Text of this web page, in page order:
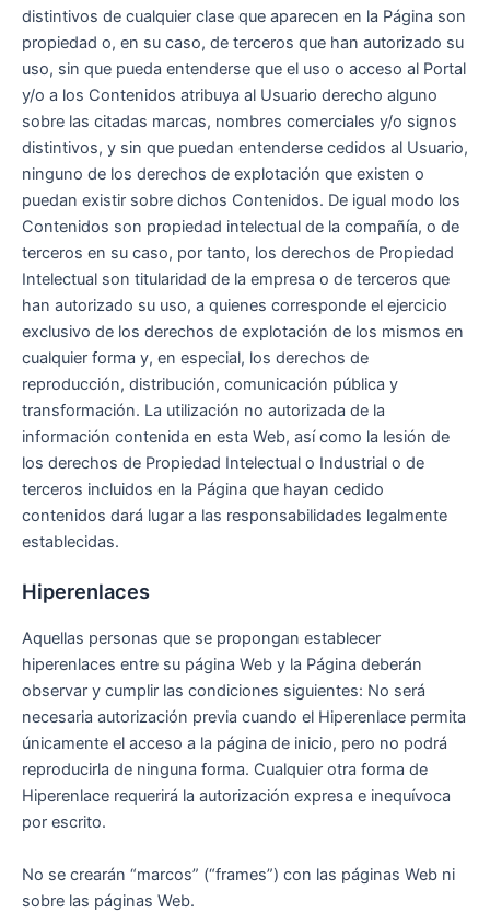
distintivos de cualquier clase que aparecen en la Página son
propiedad o, en su caso, de terceros que han autorizado su
uso, sin que pueda entenderse que el uso o acceso al Portal
y/o a los Contenidos atribuya al Usuario derecho alguno
sobre las citadas marcas, nombres comerciales y/o signos
distintivos, y sin que puedan entenderse cedidos al Usuario,
ninguno de los derechos de explotación que existen o
puedan existir sobre dichos Contenidos. De igual modo los
Contenidos son propiedad intelectual de la compañía, o de
terceros en su caso, por tanto, los derechos de Propiedad
Intelectual son titularidad de la empresa o de terceros que
han autorizado su uso, a quienes corresponde el ejercicio
exclusivo de los derechos de explotación de los mismos en
cualquier forma y, en especial, los derechos de
reproducción, distribución, comunicación pública y
transformación. La utilización no autorizada de la
información contenida en esta Web, así como la lesión de
los derechos de Propiedad Intelectual o Industrial o de
terceros incluidos en la Página que hayan cedido
contenidos dará lugar a las responsabilidades legalmente
establecidas.
Hiperenlaces
Aquellas personas que se propongan establecer
hiperenlaces entre su página Web y la Página deberán
observar y cumplir las condiciones siguientes: No será
necesaria autorización previa cuando el Hiperenlace permita
únicamente el acceso a la página de inicio, pero no podrá
reproducirla de ninguna forma. Cualquier otra forma de
Hiperenlace requerirá la autorización expresa e inequívoca
por escrito.
No se crearán “marcos” (“frames”) con las páginas Web ni
sobre las páginas Web.